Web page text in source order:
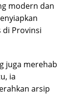
modern dan
di Provinsi
juga merehab
ia
arsip